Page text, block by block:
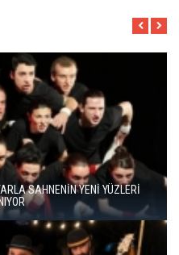
SAHNESİ OLUYOR